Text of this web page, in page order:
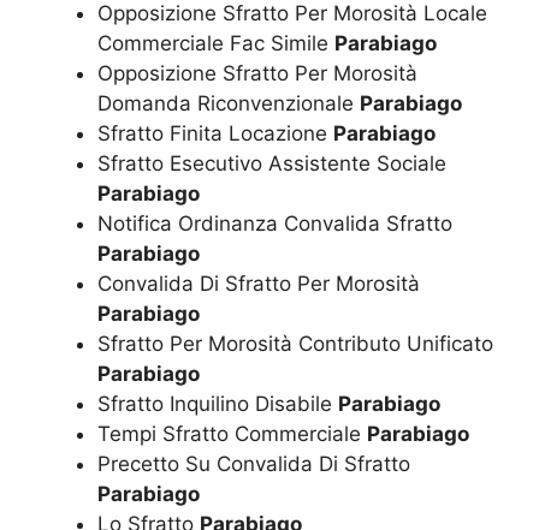
Opposizione Sfratto Per Morosità Locale
Commerciale Fac Simile Parabiago
Opposizione Sfratto Per Morosità
Domanda Riconvenzionale Parabiago
Sfratto Finita Locazione Parabiago
Sfratto Esecutivo Assistente Sociale
Parabiago
Notifica Ordinanza Convalida Sfratto
Parabiago
Convalida Di Sfratto Per Morosità
Parabiago
Sfratto Per Morosità Contributo Unificato
Parabiago
Sfratto Inquilino Disabile Parabiago
Tempi Sfratto Commerciale Parabiago
Precetto Su Convalida Di Sfratto
Parabiago
Lo Sfratto Parabiago